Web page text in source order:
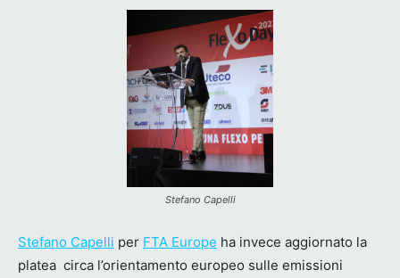
Stefano Capelli
Stefano Capelli per FTA Europe ha invece aggiornato la
platea circa l’orientamento europeo sulle emissioni